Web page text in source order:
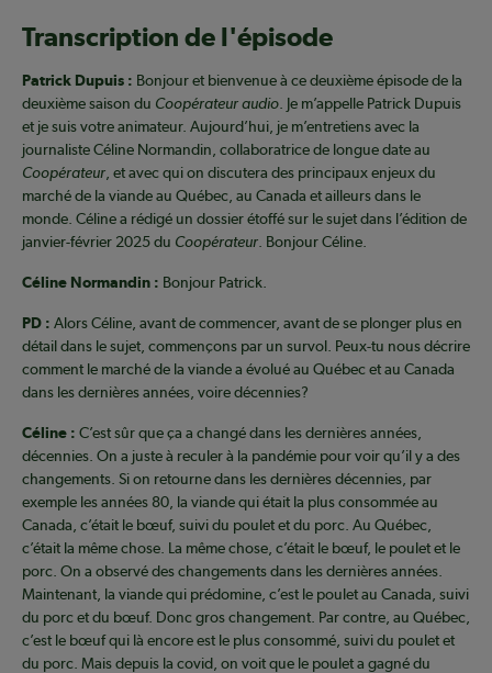
Transcription de l'épisode
Patrick Dupuis : Bonjour et bienvenue à ce deuxième épisode de la
deuxième saison du Coopérateur audio . Je m’appelle Patrick Dupuis
et je suis votre animateur. Aujourd’hui, je m’entretiens avec la
journaliste Céline Normandin, collaboratrice de longue date au
Coopérateur , et avec qui on discutera des principaux enjeux du
marché de la viande au Québec, au Canada et ailleurs dans le
monde. Céline a rédigé un dossier étoffé sur le sujet dans l’édition de
janvier-février 2025 du Coopérateur . Bonjour Céline.
Céline Normandin : Bonjour Patrick.
PD : Alors Céline, avant de commencer, avant de se plonger plus en
détail dans le sujet, commençons par un survol. Peux-tu nous décrire
comment le marché de la viande a évolué au Québec et au Canada
dans les dernières années, voire décennies?
Céline : C’est sûr que ça a changé dans les dernières années,
décennies. On a juste à reculer à la pandémie pour voir qu’il y a des
changements. Si on retourne dans les dernières décennies, par
exemple les années 80, la viande qui était la plus consommée au
Canada, c’était le bœuf, suivi du poulet et du porc. Au Québec,
c’était la même chose. La même chose, c’était le bœuf, le poulet et le
porc. On a observé des changements dans les dernières années.
Maintenant, la viande qui prédomine, c’est le poulet au Canada, suivi
du porc et du bœuf. Donc gros changement. Par contre, au Québec,
c’est le bœuf qui là encore est le plus consommé, suivi du poulet et
du porc. Mais depuis la covid, on voit que le poulet a gagné du